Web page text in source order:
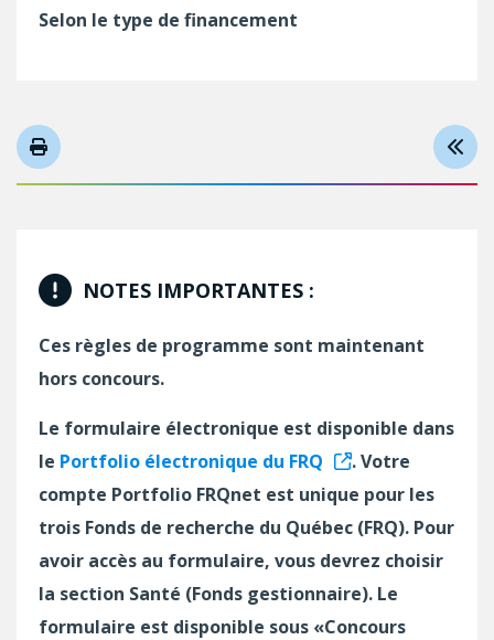
Selon le type de financement
NOTES IMPORTANTES :
Ces règles de programme sont maintenant
hors concours.
Le formulaire électronique est disponible dans
le Portfolio électronique du FRQ
. Votre
compte Portfolio FRQnet est unique pour les
trois Fonds de recherche du Québec (FRQ). Pour
avoir accès au formulaire, vous devrez choisir
la section Santé (Fonds gestionnaire). Le
formulaire est disponible sous «Concours